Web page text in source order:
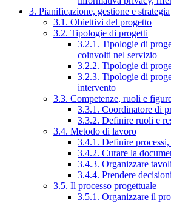
3. Pianificazione, gestione e strategia
3.1. Obiettivi del progetto
3.2. Tipologie di progetti
3.2.1. Tipologie di
coinvolti nel servizio
3.2.2. Tipologie di
3.2.3. Tipologie di
intervento
3.3. Competenze, ruoli e
3.3.1. Coordinatore di
3.3.2. Definire ruoli e
3.4. Metodo di lavoro
3.4.1. Definire
3.4.2. Curare la
3.4.3. Organizzare
3.4.4. Prendere decisioni
3.5. Il processo progettuale
3.5.1. Organizzare il